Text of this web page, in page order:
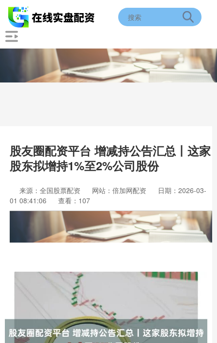
股友圈配资平台 增减持公告汇总丨这家
股东拟增持1%至2%公司股份
来源：全国股票配资 网站：倍加网配资
日期：2026-03-
01 08:41:06
查看：107